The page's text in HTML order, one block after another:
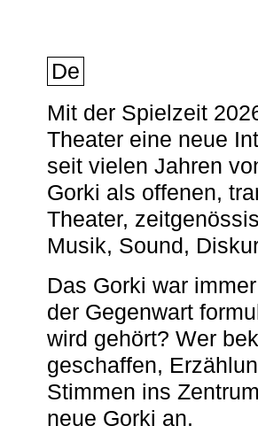
De
Mit der Spielzeit
Theater eine neue
seit vielen Jahren
Gorki als offenen,
Theater,
Musik, Sound,
Das Gorki war
der Gegenwart
wird gehört? Wer
geschaffen,
Stimmen ins
neue Gorki an.